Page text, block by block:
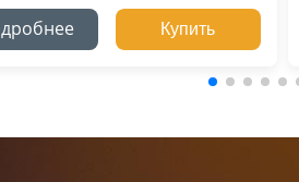
Купить